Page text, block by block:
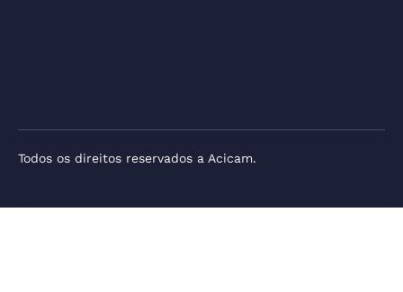
Todos os direitos reservados a Acicam.